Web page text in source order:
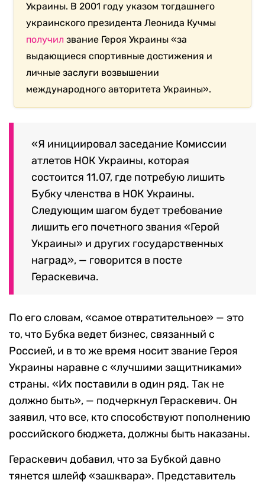
Украины. В 2001 году указом тогдашнего
украинского президента Леонида Кучмы
получил звание Героя Украины «за
выдающиеся спортивные достижения и
личные заслуги возвышении
международного авторитета Украины».
«Я инициировал заседание Комиссии
атлетов НОК Украины, которая
состоится 11.07, где потребую лишить
Бубку членства в НОК Украины.
Следующим шагом будет требование
лишить его почетного звания «Герой
Украины» и других государственных
наград», — говорится в посте
Гераскевича.
По его словам, «самое отвратительное» — это
то, что Бубка ведет бизнес, связанный с
Россией, и в то же время носит звание Героя
Украины наравне с «лучшими защитниками»
страны. «Их поставили в один ряд. Так не
должно быть», — подчеркнул Гераскевич. Он
заявил, что все, кто способствуют пополнению
российского бюджета, должны быть наказаны.
Гераскевич добавил, что за Бубкой давно
тянется шлейф «зашквара». Представитель